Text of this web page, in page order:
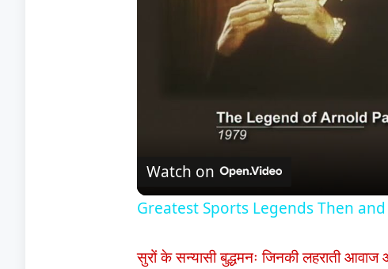
Watch on
Greatest Sports Legends Then
सुरों के सन्यासी बुद्धमनः जिनकी लहराती